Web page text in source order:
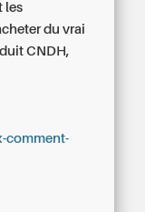
les
du vrai
CNDH,
comment-